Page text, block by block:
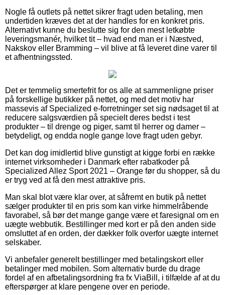
Nogle få outlets på nettet sikrer fragt uden betaling, men
undertiden kræves det at der handles for en konkret pris.
Alternativt kunne du beslutte sig for den mest letkøbte
leveringsmanér, hvilket tit – hvad end man er i Næstved,
Nakskov eller Bramming – vil blive at få leveret dine varer til
et afhentningssted.
Det er temmelig smertefrit for os alle at sammenligne priser
på forskellige butikker på nettet, og med det motiv har
massevis af Specialized e-forretninger set sig nødsaget til at
reducere salgsværdien på specielt deres bedst i test
produkter – til drenge og piger, samt til herrer og damer –
betydeligt, og endda nogle gange love fragt uden gebyr.
Det kan dog imidlertid blive gunstigt at kigge forbi en række
internet virksomheder i Danmark efter rabatkoder på
Specialized Allez Sport 2021 – Orange før du shopper, så du
er tryg ved at få den mest attraktive pris.
Man skal blot være klar over, at såfremt en butik på nettet
sælger produkter til en pris som kan virke himmelråbende
favorabel, så bør det mange gange være et faresignal om en
uægte webbutik. Bestillinger med kort er på den anden side
omsluttet af en orden, der dækker folk overfor uægte internet
selskaber.
Vi anbefaler generelt bestillinger med betalingskort eller
betalinger med mobilen. Som alternativ burde du drage
fordel af en afbetalingsordning fra fx ViaBill, i tilfælde af at du
efterspørger at klare pengene over en periode.